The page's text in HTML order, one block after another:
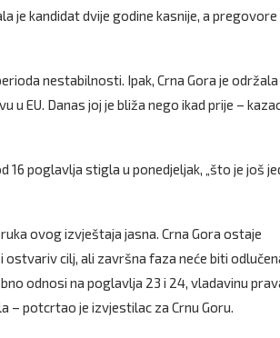
je kandidat dvije godine kasnije, a pregovore
nestabilnosti. Ipak, Crna Gora je održala
EU. Danas joj je bliža nego ikad prije –
poglavlja stigla u ponedjeljak, „što je još
ovog izvještaja jasna. Crna Gora ostaje
ostvariv cilj, ali završna faza neće biti
odnosi na poglavlja 23 i 24, vladavinu
potcrtao je izvjestilac za Crnu Goru.